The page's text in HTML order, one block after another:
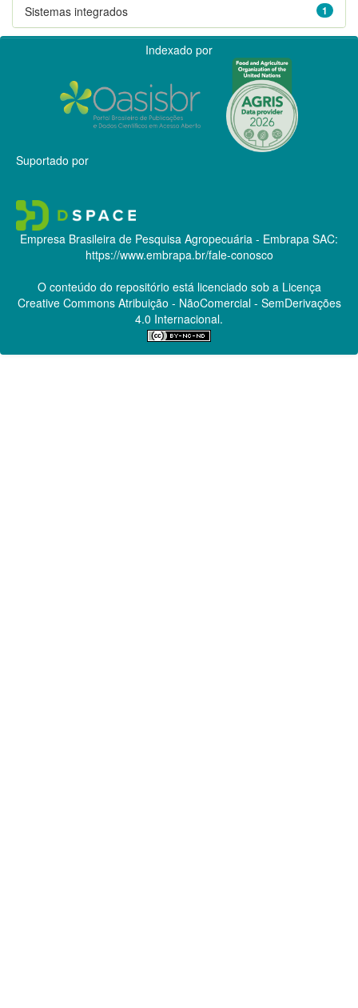
1
Sistemas integrados
Indexado por
Suportado por
Empresa Brasileira de Pesquisa Agropecuária - Embrapa SAC:
https://www.embrapa.br/fale-conosco
O conteúdo do repositório está licenciado sob a Licença
Creative CommonsAtribuição - NãoComercial - SemDerivações
4.0 Internacional.